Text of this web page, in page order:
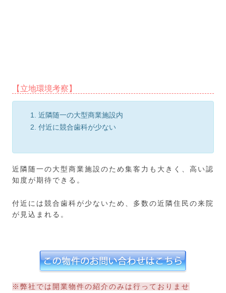
【立地環境考察】
近隣随一の大型商業施設内
付近に競合歯科が少ない
近隣随一の大型商業施設のため集客力も大きく、高い認
知度が期待できる。
付近には競合歯科が少ないため、多数の近隣住民の来院
が見込まれる。
※弊社では開業物件の紹介のみは行っておりませ